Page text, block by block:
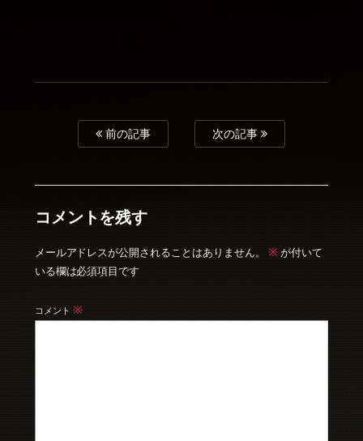
前の記事 次の記事
コメントを残す
メールアドレスが公開されることはありません。 ※ が付いて
いる欄は必須項目です
コメント ※